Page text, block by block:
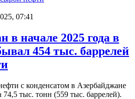
07:41
в начале 2025 года в
454 тыс. баррелей
с конденсатом в Азербайджане
74,5 тыс. тонн (559 тыс. баррелей).